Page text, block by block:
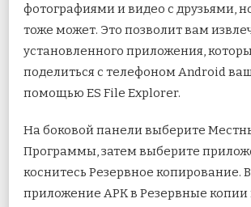
фотографиями и видео с друзьями,
тоже может. Это позволит вам
установленного приложения,
поделиться с телефоном Android
помощью ES File Explorer.
На боковой панели выберите
Программы, затем выберите
коснитесь Резервное копирование.
приложение APK в Резервные копии